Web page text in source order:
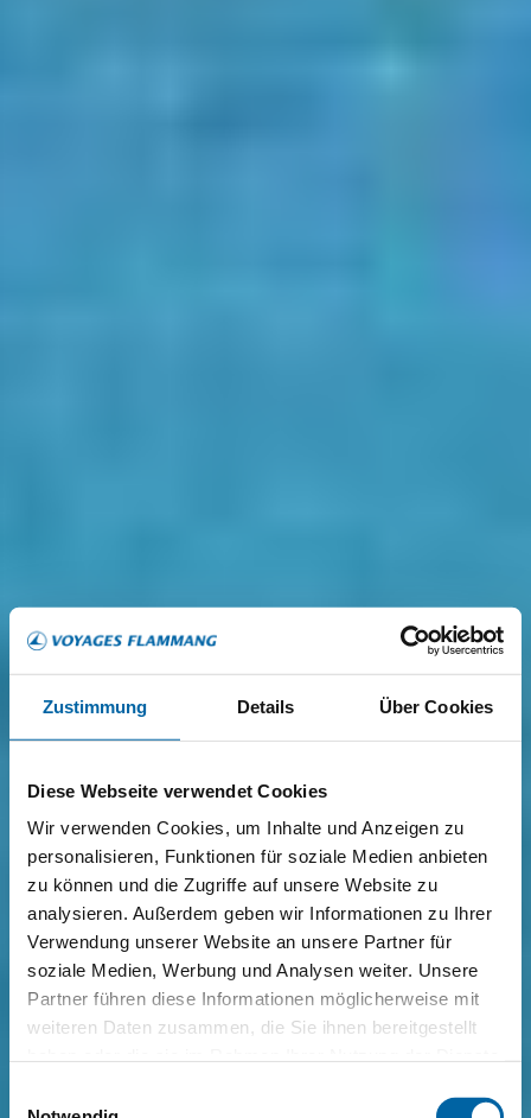
Zustimmung Details Über Cookies
Diese Webseite verwendet Cookies
Wir verwenden Cookies, um Inhalte und Anzeigen zu
personalisieren, Funktionen für soziale Medien anbieten
zu können und die Zugriffe auf unsere Website zu
analysieren. Außerdem geben wir Informationen zu Ihrer
Verwendung unserer Website an unsere Partner für
soziale Medien, Werbung und Analysen weiter. Unsere
Partner führen diese Informationen möglicherweise mit
weiteren Daten zusammen, die Sie ihnen bereitgestellt